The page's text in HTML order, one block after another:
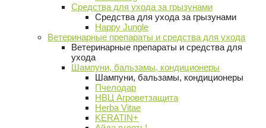
Средства для ухода за грызунами
Средства для ухода за грызунами
Happy Jungle
Ветеринарные препараты и средства для ухода
Ветеринарные препараты и средства для
ухода
Шампуни, бальзамы, кондиционеры
Шампуни, бальзамы, кондиционеры
Пчелодар
НВЦ Агроветзащита
Herba Vitae
KERATIN+